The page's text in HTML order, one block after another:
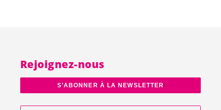
Rejoignez-nous
S’ABONNER À LA NEWSLETTER